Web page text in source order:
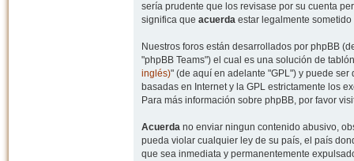
sería prudente que los revisase por su cuenta
significa que acuerdaestar legalmente sometido
Nuestros foros están desarrollados por phpBB
"phpBB Teams") el cual es una solución de
inglés)" (de aquí en adelante "GPL") y puede
basadas en Internet y la GPL estrictamente los
Para más información sobre phpBB, por favor
Acuerdano enviar ningun contenido abusivo,
pueda violar cualquier ley de su país, el país
que sea inmediata y permanentemente